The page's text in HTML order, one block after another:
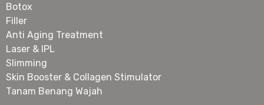
Botox
Filler
Anti Aging Treatment
Laser & IPL
Slimming
Skin Booster & Collagen Stimulator
Tanam Benang Wajah